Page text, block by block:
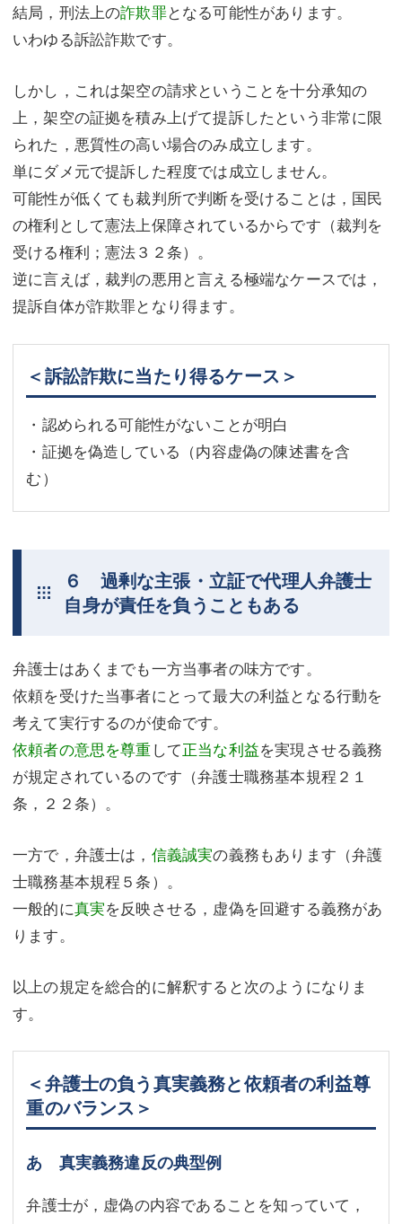
結局，刑法上の詐欺罪となる可能性があります。
いわゆる訴訟詐欺です。
しかし，これは架空の請求ということを十分承知の
上，架空の証拠を積み上げて提訴したという非常に限
られた，悪質性の高い場合のみ成立します。
単にダメ元で提訴した程度では成立しません。
可能性が低くても裁判所で判断を受けることは，国民
の権利として憲法上保障されているからです（裁判を
受ける権利；憲法３２条）。
逆に言えば，裁判の悪用と言える極端なケースでは，
提訴自体が詐欺罪となり得ます。
＜訴訟詐欺に当たり得るケース＞
・認められる可能性がないことが明白
・証拠を偽造している（内容虚偽の陳述書を含
む）
６ 過剰な主張・立証で代理人弁護士
自身が責任を負うこともある
弁護士はあくまでも一方当事者の味方です。
依頼を受けた当事者にとって最大の利益となる行動を
考えて実行するのが使命です。
依頼者の意思を尊重して正当な利益を実現させる義務
が規定されているのです（弁護士職務基本規程２１
条，２２条）。
一方で，弁護士は， 信義誠実の義務もあります（弁護
士職務基本規程５条）。
一般的に真実を反映させる，虚偽を回避する義務があ
ります。
以上の規定を総合的に解釈すると次のようになりま
す。
＜弁護士の負う真実義務と依頼者の利益尊
重のバランス＞
あ 真実義務違反の典型例
弁護士が，虚偽の内容であることを知っていて，